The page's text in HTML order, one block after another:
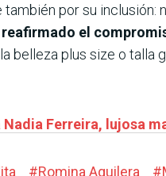
por su
el
belleza plus size o talla
Nadia Ferreira, lujosa
#Romina Aguilera #